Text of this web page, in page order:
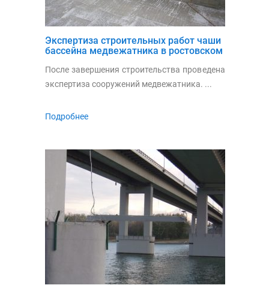
Экспертиза строительных работ чаши
бассейна медвежатника в ростовском
После завершения строительства проведена
экспертиза сооружений медвежатника. ...
Подробнее